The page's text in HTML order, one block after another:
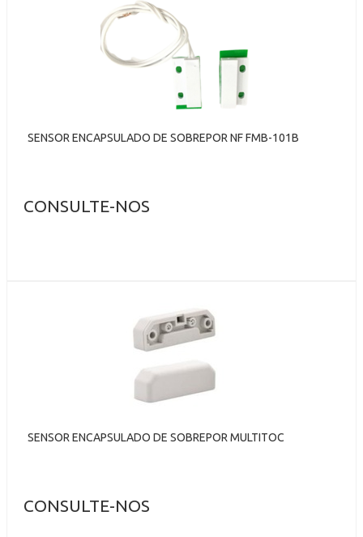
SENSOR ENCAPSULADO DE SOBREPOR NF FMB-101B
CONSULTE-NOS
SENSOR ENCAPSULADO DE SOBREPOR MULTITOC
CONSULTE-NOS